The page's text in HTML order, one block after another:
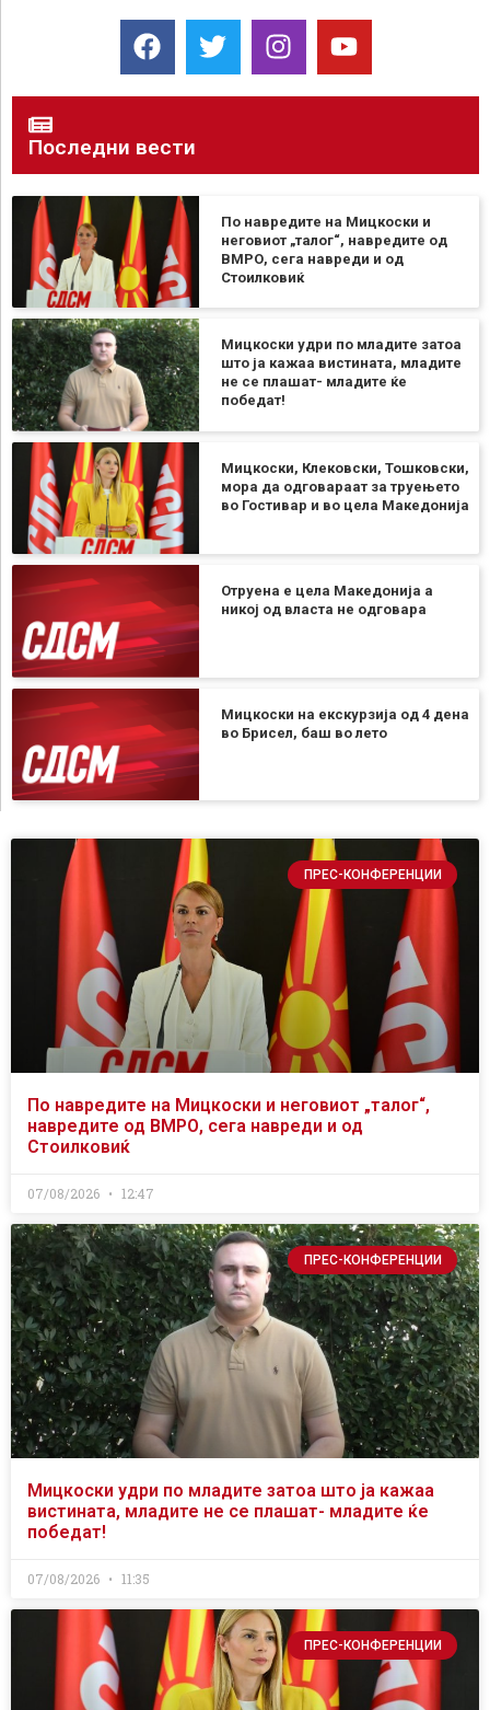
Последни вести
По навредите на Мицкоски и
неговиот „талог“, навредите од
ВМРО, сега навреди и од
Стоилковиќ
Мицкоски удри по младите затоа
што ја кажаа вистината, младите
не се плашат- младите ќе
победат!
Мицкоски, Клековски, Тошковски,
мора да одговараат за труењето
во Гостивар и во цела Македонија
Отруена е цела Македонија а
никој од власта не одговара
Мицкоски на екскурзија од 4 дена
во Брисел, баш во лето
ПРЕС-КОНФЕРЕНЦИИ
По навредите на Мицкоски и неговиот „талог“,
навредите од ВМРО, сега навреди и од
Стоилковиќ
07/08/2026 12:47
ПРЕС-КОНФЕРЕНЦИИ
Мицкоски удри по младите затоа што ја кажаа
вистината, младите не се плашат- младите ќе
победат!
07/08/2026 11:35
ПРЕС-КОНФЕРЕНЦИИ